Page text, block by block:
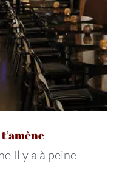
Il y a à peine